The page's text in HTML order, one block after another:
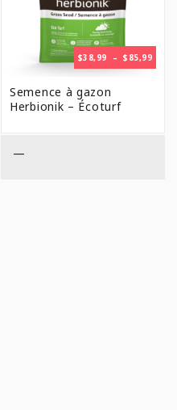
$38,99 – $ 85,99
DE
Semence à gazon
Herbionik – Écoturf
—